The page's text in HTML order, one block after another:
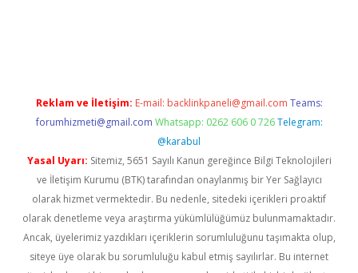
Reklam ve İletişim: E-mail: backlinkpaneli@gmail.com Teams:
forumhizmeti@gmail.com Whatsapp: 0262 606 0 726 Telegram:
@karabul
Yasal Uyarı: Sitemiz, 5651 Sayılı Kanun gereğince Bilgi Teknolojileri
ve İletişim Kurumu (BTK) tarafından onaylanmış bir Yer Sağlayıcı
olarak hizmet vermektedir. Bu nedenle, sitedeki içerikleri proaktif
olarak denetleme veya araştırma yükümlülüğümüz bulunmamaktadır.
Ancak, üyelerimiz yazdıkları içeriklerin sorumluluğunu taşımakta olup,
siteye üye olarak bu sorumluluğu kabul etmiş sayılırlar. Bu internet